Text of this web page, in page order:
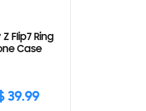
Flip7 Ring
Case
39.99